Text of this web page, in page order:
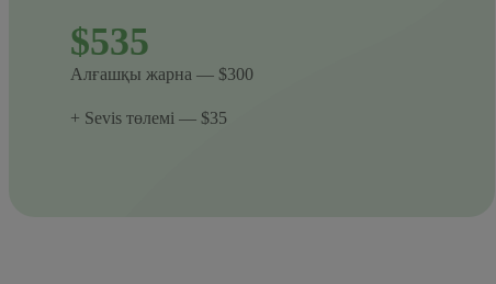
$535
Алғашқы жарна — $300
+ Sevis төлемі — $35